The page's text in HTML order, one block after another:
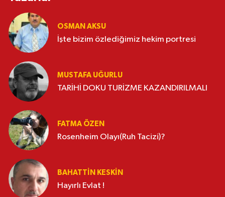
OSMAN AKSU
İşte bizim özlediğimiz hekim portresi
MUSTAFA UĞURLU
TARİHİ DOKU TURİZME KAZANDIRILMALI
FATMA ÖZEN
Rosenheim Olayı(Ruh Tacizi)?
BAHATTIN KESKİN
Hayırlı Evlat !